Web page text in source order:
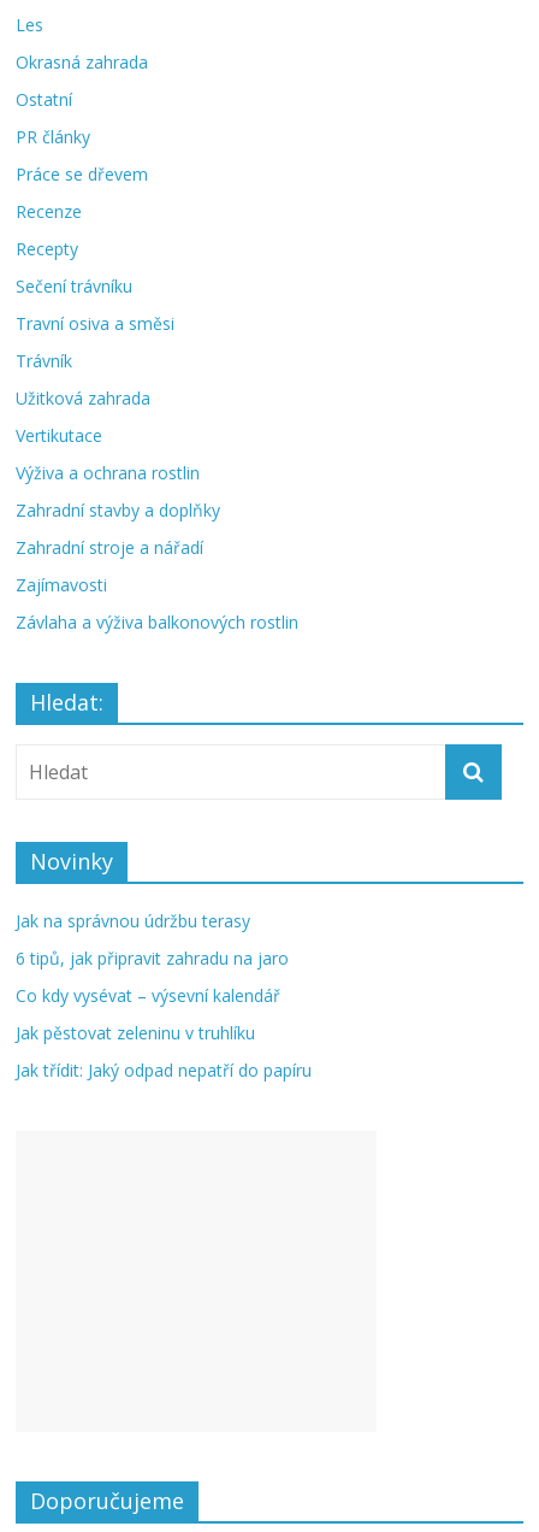
Les
Okrasná zahrada
Ostatní
PR články
Práce se dřevem
Recenze
Recepty
Sečení trávníku
Travní osiva a směsi
Trávník
Užitková zahrada
Vertikutace
Výživa a ochrana rostlin
Zahradní stavby a doplňky
Zahradní stroje a nářadí
Zajímavosti
Závlaha a výživa balkonových rostlin
Hledat:
Novinky
Jak na správnou údržbu terasy
6 tipů, jak připravit zahradu na jaro
Co kdy vysévat – výsevní kalendář
Jak pěstovat zeleninu v truhlíku
Jak třídit: Jaký odpad nepatří do papíru
Doporučujeme